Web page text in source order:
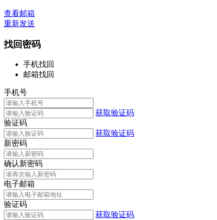
查看邮箱
重新发送
找回密码
手机找回
邮箱找回
手机号
获取验证码
验证码
获取验证码
新密码
确认新密码
电子邮箱
验证码
获取验证码